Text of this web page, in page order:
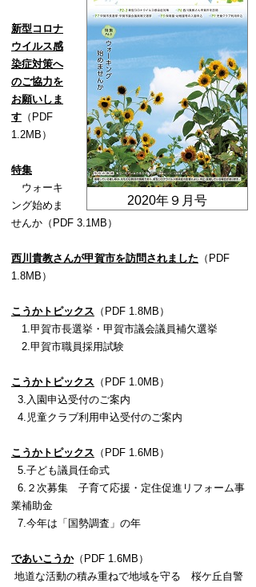
2020年９ 月号
新型コロナ
ウイルス感
染症対策へ
のご協力を
お願いしま
す （PDF
1.2MB）
特集
ウォーキ
ング始めま
せんか（PDF 3.1MB）
西川貴教さんが甲賀市を訪問されました （PDF
1.8MB）
こうかトピックス （PDF 1.8MB）
1.甲賀市長選挙・甲賀市議会議員補欠選挙
2.甲賀市職員採用試験
こうかトピックス （PDF 1.0MB）
3.入園申込受付のご案内
4.児童クラブ利用申込受付のご案内
こうかトピックス （PDF 1.6MB）
5.子ども議員任命式
6.２次募集 子育て応援・定住促進リフォーム事
業補助金
7.今年は「国勢調査」の年
であいこうか（PDF 1.6MB）
地道な活動の積み重ねで地域を守る 桜ケ丘自警